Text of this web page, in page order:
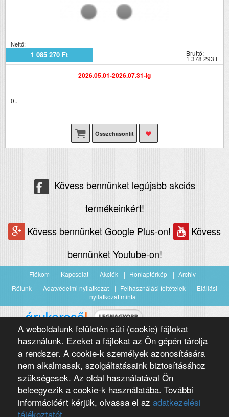
Nettó:
1 085 270 Ft Bruttó:
1 378 293 Ft
2026.05.01-2026.07.31-ig
0..
Összehasonlít
A weboldalunk felületén süti (cookie) fájlokat
használunk. Ezeket a fájlokat az Ön gépén tárolja
a rendszer. A cookie-k személyek azonosítására
nem alkalmasak, szolgáltatásaink biztosításához
szükségesek. Az oldal használatával Ön
beleegyezik a cookie-k használatába. További
információért kérjük, olvassa el az adatkezelési
tájékoztatót.
Kövess bennünket legújabb akciós
termékeinkért!
Kövess bennünket Google Plus-on!
Kövess
bennünket Youtube-on!
Fiókom Kapcsolat Akciók Honlaptérkép
Archiv
Rólunk
Adatvédelmi nyilatkozat Felhasználási feltételek
Elállási
nyilatkozat minta
Copyright 2016 Négypólus Kft